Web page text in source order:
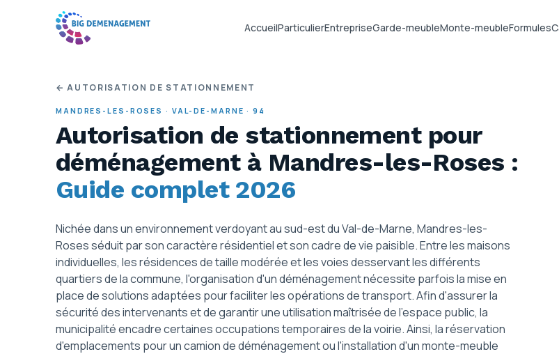
AccueilParticulierEntrepriseGarde-meubleMonte-meubleFormules
← AUTORISATION DE STATIONNEMENT
MANDRES-LES-ROSES · VAL-DE-MARNE ·94
Autorisation de stationnement pour
déménagement à Mandres-les-Roses :
Guide complet 2026
Nichée dans un environnement verdoyant au sud-est du Val-de-Marne, Mandres-les-
Roses séduit par son caractère résidentiel et son cadre de vie paisible. Entre les maisons
individuelles, les résidences de taille modérée et les voies desservant les différents
quartiers de la commune, l'organisation d'un déménagement nécessite parfois la mise en
place de solutions adaptées pour faciliter les opérations de transport. Afin d'assurer la
sécurité des intervenants et de garantir une utilisation maîtrisée de l'espace public, la
municipalité encadre certaines occupations temporaires de la voirie. Ainsi, la réservation
d'emplacements pour un camion de déménagement ou l'installation d'un monte-meuble